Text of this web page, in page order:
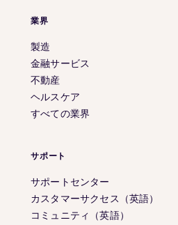
業界
製造
金融サービス
不動産
ヘルスケア
すべての業界
サポート
サポートセンター
カスタマーサクセス（英語）
コミュニティ（英語）